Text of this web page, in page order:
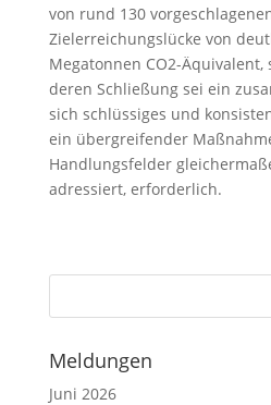
von rund 130
Zielerreichungslücke von
Megatonnen CO2-
deren Schließung sei ein
sich schlüssiges und
ein übergreifender
Handlungsfelder
adressiert, erforderlich.
Meldungen
Juni 2026